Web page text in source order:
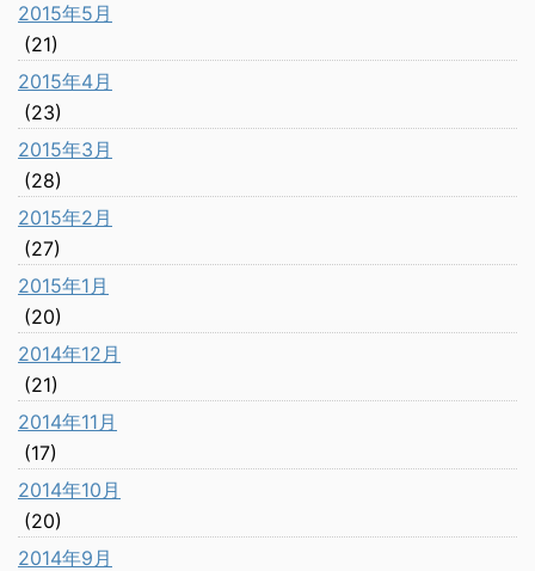
2015年5月
(21)
2015年4月
(23)
2015年3月
(28)
2015年2月
(27)
2015年1月
(20)
2014年12月
(21)
2014年11月
(17)
2014年10月
(20)
2014年9月